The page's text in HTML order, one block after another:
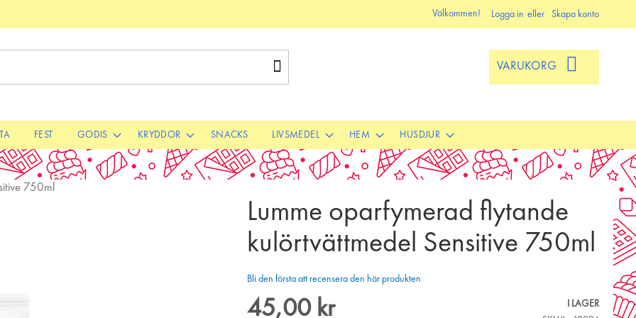
Välkommen! Logga in Skapa konto
VARUKORG
FEST GODIS KRYDDOR SNACKS LIVSMEDEL HEM HUSDJUR
750ml
Lumme oparfymerad flytande
kulörtvättmedel Sensitive 750ml
Bli den första att recensera den här produkten
45,00 kr
I LAGER